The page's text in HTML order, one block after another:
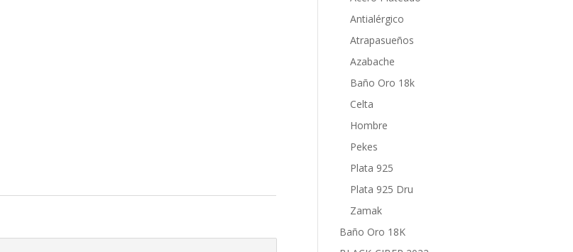
Antialérgico
Atrapasueños
Azabache
Baño Oro 18k
Celta
Hombre
Pekes
Plata 925
Plata 925 Dru
Zamak
Baño Oro 18K